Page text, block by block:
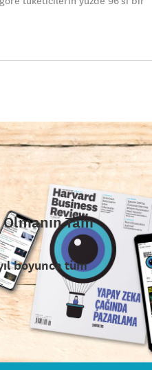
Olmanın Tam
boyunca tüm